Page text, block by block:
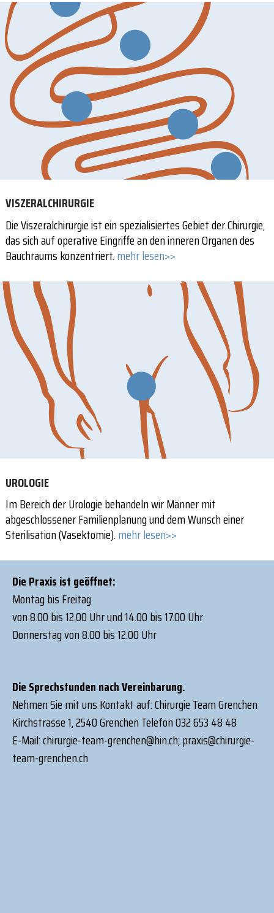
VISZERALCHIRURGIE
Die Viszeralchirurgie ist ein spezialisiertes Gebiet der Chirurgie,
das sich auf operative Eingriffe an den inneren Organen des
Bauchraums konzentriert.mehr lesen>>
UROLOGIE
Im Bereich der Urologie behandeln wir Männer mit
abgeschlossener Familienplanung und dem Wunsch einer
Sterilisation (Vasektomie).mehr lesen>>
Die Praxis ist geöffnet:
Montag bis Freitag
von 8.00 bis 12.00 Uhr und 14.00 bis 17.00 Uhr
Donnerstag von 8.00 bis 12.00 Uhr
Die Sprechstunden nach Vereinbarung.
Nehmen Sie mit uns Kontakt auf: Chirurgie Team Grenchen
Kirchstrasse 1, 2540 Grenchen Telefon 032 653 48 48
E-Mail: chirurgie-team-grenchen@hin.ch; praxis@chirurgie-
team-grenchen.ch